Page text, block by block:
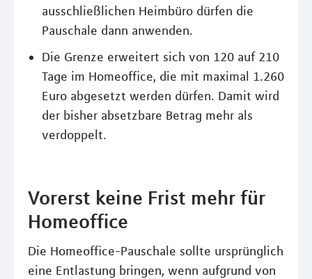
ausschließlichen Heimbüro dürfen die
Pauschale dann anwenden.
Die Grenze erweitert sich von 120 auf 210
Tage im Homeoffice, die mit maximal 1.260
Euro abgesetzt werden dürfen. Damit wird
der bisher absetzbare Betrag mehr als
verdoppelt.
Vorerst keine Frist mehr für
Homeoffice
Die Homeoffice-Pauschale sollte ursprünglich
eine Entlastung bringen, wenn aufgrund von